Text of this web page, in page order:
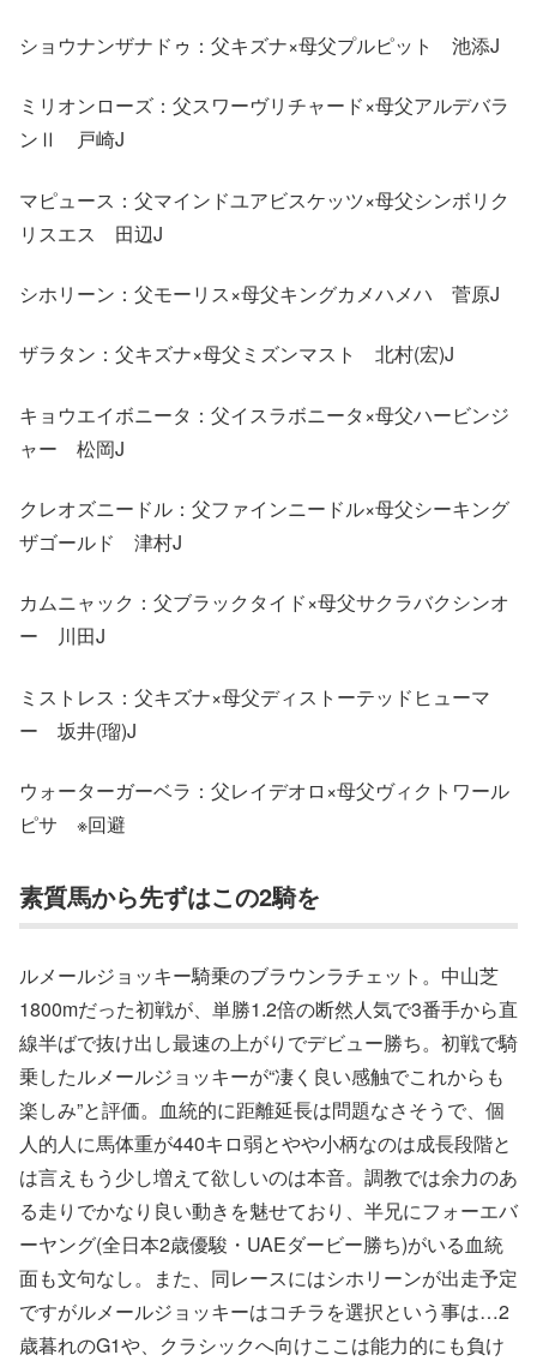
ショウナンザナドゥ：父キズナ×母父プルピット 池添J
ミリオンローズ：父スワーヴリチャード×母父アルデバラ
ンⅡ 戸崎J
マピュース：父マインドユアビスケッツ×母父シンボリク
リスエス 田辺J
シホリーン：父モーリス×母父キングカメハメハ 菅原J
ザラタン：父キズナ×母父ミズンマスト 北村(宏)J
キョウエイボニータ：父イスラボニータ×母父ハービンジ
ャー 松岡J
クレオズニードル：父ファインニードル×母父シーキング
ザゴールド 津村J
カムニャック：父ブラックタイド×母父サクラバクシンオ
ー 川田J
ミストレス：父キズナ×母父ディストーテッドヒューマ
ー 坂井(瑠)J
ウォーターガーベラ：父レイデオロ×母父ヴィクトワール
ピサ ※回避
素質馬から先ずはこの2騎を
ルメールジョッキー騎乗のブラウンラチェット。中山芝
1800mだった初戦が、単勝1.2倍の断然人気で3番手から直
線半ばで抜け出し最速の上がりでデビュー勝ち。初戦で騎
乗したルメールジョッキーが“凄く良い感触でこれからも
楽しみ”と評価。血統的に距離延長は問題なさそうで、個
人的人に馬体重が440キロ弱とやや小柄なのは成長段階と
は言えもう少し増えて欲しいのは本音。調教では余力のあ
る走りでかなり良い動きを魅せており、半兄にフォーエバ
ーヤング(全日本2歳優駿・UAEダービー勝ち)がいる血統
面も文句なし。また、同レースにはシホリーンが出走予定
ですがルメールジョッキーはコチラを選択という事は…2
歳暮れのG1や、クラシックへ向けここは能力的にも負け